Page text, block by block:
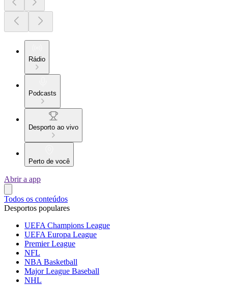
Rádio
Podcasts
Desporto ao vivo
Perto de você
Abrir a app
Todos os conteúdos
Desportos populares
UEFA Champions League
UEFA Europa League
Premier League
NFL
NBA Basketball
Major League Baseball
NHL